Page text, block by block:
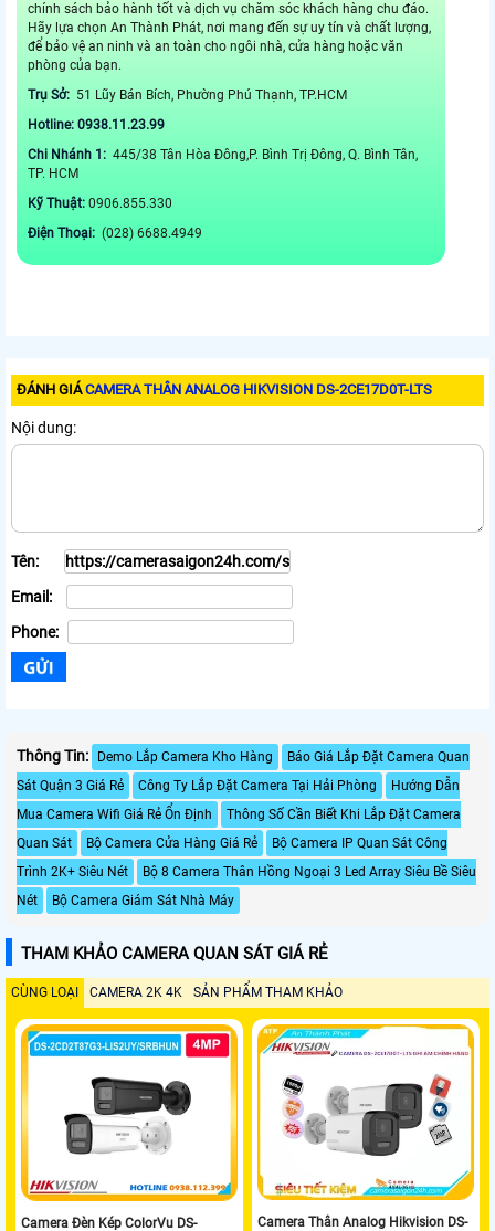
chính sách bảo hành tốt và dịch vụ chăm sóc khách hàng chu đáo.
Hãy lựa chọn An Thành Phát, nơi mang đến sự uy tín và chất lượng,
để bảo vệ an ninh và an toàn cho ngôi nhà, cửa hàng hoặc văn
phòng của bạn.
Trụ Sở: 51 Lũy Bán Bích, Phường Phú Thạnh, TP.HCM
Hotline: 0938.11.23.99
Chi Nhánh 1: 445/38 Tân Hòa Đông,P. Bình Trị Đông, Q. Bình Tân,
TP. HCM
Kỹ Thuật: 0906.855.330
Điện Thoại: (028) 6688.4949
ĐÁNH GIÁCAMERA THÂN ANALOG HIKVISION DS-2CE17D0T-LTS
Nội dung:
Tên:
Email:
Phone:
Thông Tin: Demo Lắp Camera Kho Hàng
Báo Giá Lắp Đặt Camera Quan
Sát Quận 3 Giá Rẻ
Công Ty Lắp Đặt Camera Tại Hải Phòng
Hướng Dẫn
Mua Camera Wifi Giá Rẻ Ổn Định
Thông Số Cần Biết Khi Lắp Đặt Camera
Quan Sát
Bộ Camera Cửa Hàng Giá Rẻ
Bộ Camera IP Quan Sát Công
Trình 2K+ Siêu Nét
Bộ 8 Camera Thân Hồng Ngoại 3 Led Array Siêu Bề Siêu
Nét
Bộ Camera Giám Sát Nhà Máy
THAM KHẢO CAMERA QUAN SÁT GIÁ RẺ
CÙNG LOẠI CAMERA 2K 4K SẢN PHẨM THAM KHẢO
Camera Đèn Kép ColorVu DS-
Camera Thân Analog Hikvision DS-